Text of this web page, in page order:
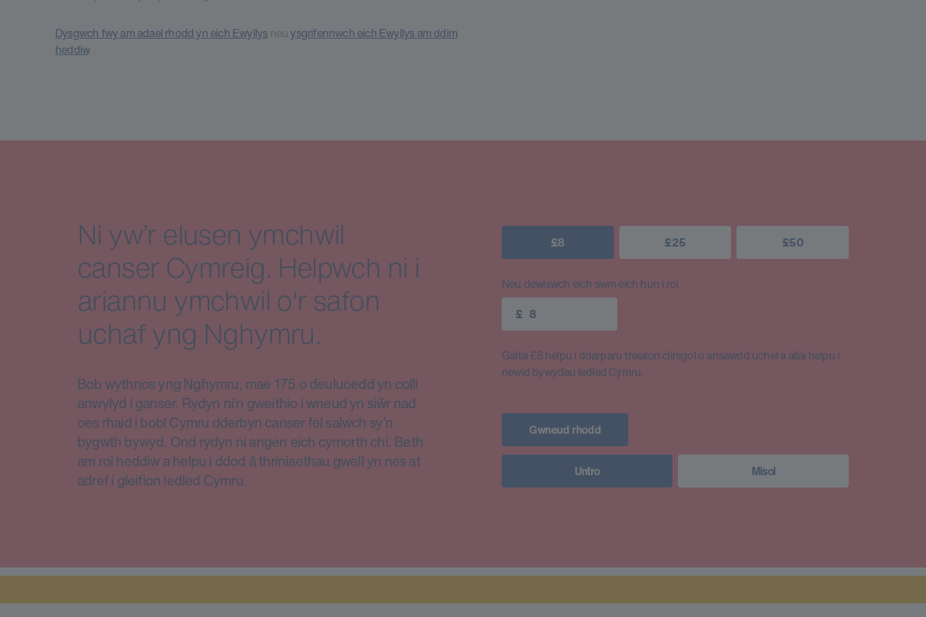
Dysgwch fwy am adael rhodd yn eich Ewyllysneu ysgrifennwch eich Ewyllys am ddim
heddiw.
Ni yw’r elusen ymchwil
canser Cymreig. Helpwch ni i
ariannu ymchwil o'r safon
uchaf yng Nghymru.
Bob wythnos yng Nghymru, mae 175 o deuluoedd yn colli
anwylyd i ganser. Rydyn ni’n gweithio i wneud yn siŵr nad
oes rhaid i bobl Cymru dderbyn canser fel salwch sy’n
bygwth bywyd. Ond rydyn ni angen eich cymorth chi. Beth
am roi heddiw a helpu i ddod â thriniaethau gwell yn nes at
adref i gleifion ledled Cymru.
£8 £25 £50
Neu dewiswch eich swm eich hun i roi
£
Gallai £8 helpu i ddarparu treialon clinigol o ansawdd uchel a allai helpu i
newid bywydau ledled Cymru.
Gwneud rhodd
Untro Misol